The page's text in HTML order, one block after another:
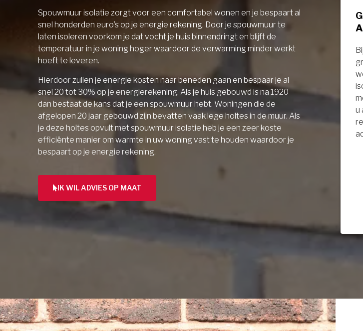
Spouwmuur isolatie zorgt voor een comfortabel wonen en je bespaart al
snel honderden euro’s op je energie rekening. Door je spouwmuur te
laten isoleren voorkom je dat vocht je huis binnendringt en blijft de
temperatuur in je woning hoger waardoor de verwarming minder werkt
hoeft te leveren.
Hierdoor zullen je energie kosten naar beneden gaan en bespaar je al
snel 20 tot 30% op je energierekening. Als je huis gebouwd is na 1920
dan bestaat de kans dat je een spouwmuur hebt. Woningen die de
afgelopen 20 jaar gebouwd zijn bevatten vaak lege holtes in de muur. Als
je deze holtes opvult met spouwmuur isolatie heb je een zeer koste
efficiënte manier om warmte in uw woning vast te houden waardoor je
bespaart op je energie rekening.
IK WIL ADVIES OP MAAT
u